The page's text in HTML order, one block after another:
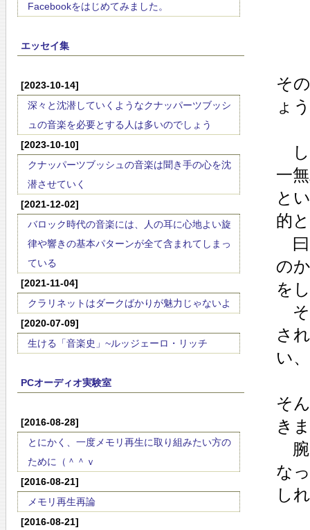
Facebookをはじめてみました。
エッセイ集
[2023-10-14]
深々と沈潜していくようなクナッパーツブッシ
ュの音楽を必要とする人は多いのでしょう
[2023-10-10]
クナッパーツブッシュの音楽は聞き手の心を沈
潜させていく
[2021-12-02]
バロック時代の音楽には、人の耳に心地よい旋
律や響きの基本パターンが全て含まれてしまっ
ている
[2021-11-04]
クラリネットはダークばかりが魅力じゃないよ
[2020-07-09]
生ける「音楽史」~ルッジェーロ・リッチ
PCオーディオ実験室
[2016-08-28]
とにかく、一度メモリ再生に取り組みたい方の
ために（＾＾ｖ
[2016-08-21]
メモリ再生再論
[2016-08-21]
そ
ょ
し
一
と
的
曰
の
を
そ
さ
い
そ
き
腕
な
し